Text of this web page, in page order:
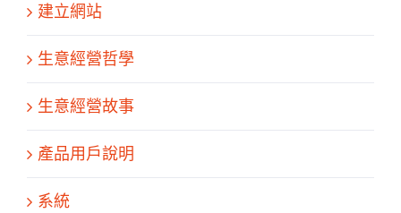
建立網站
生意經營哲學
生意經營故事
產品用戶說明
系統